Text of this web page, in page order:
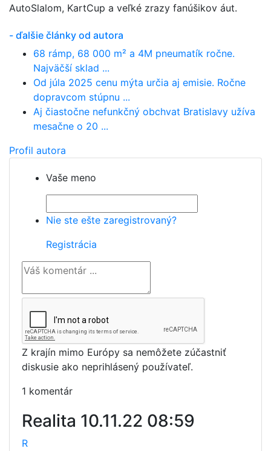
AutoSlalom, KartCup a veľké zrazy fanúšikov áut.
- ďalšie články od autora
68 rámp, 68 000 m² a 4M pneumatík ročne.
Najväčší sklad ...
Od júla 2025 cenu mýta určia aj emisie. Ročne
dopravcom stúpnu ...
Aj čiastočne nefunkčný obchvat Bratislavy užíva
mesačne o 20 ...
Profil autora
Vaše meno
Nie ste ešte zaregistrovaný?
Registrácia
Z krajín mimo Európy sa nemôžete zúčastniť
diskusie ako neprihlásený používateľ.
1 komentár
Realita 10.11.22 08:59
R